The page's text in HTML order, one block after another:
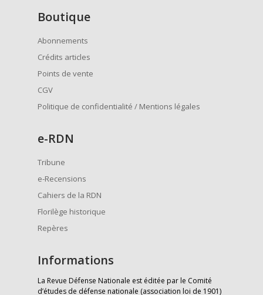
Boutique
Abonnements
Crédits articles
Points de vente
CGV
Politique de confidentialité / Mentions légales
e-RDN
Tribune
e-Recensions
Cahiers de la RDN
Florilège historique
Repères
Informations
La Revue Défense Nationale est éditée par le Comité
d’études de défense nationale (association loi de 1901)